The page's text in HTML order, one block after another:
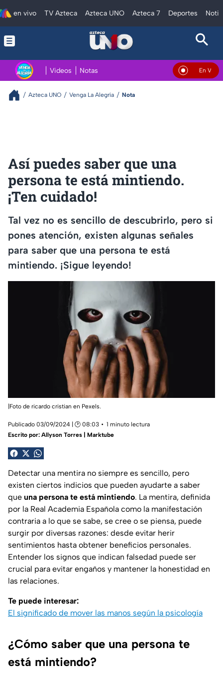
en vivo TV Azteca Azteca UNO Azteca 7 Deportes
Videos Notas En Vivo
Azteca UNO Venga La Alegría Nota
Así puedes saber que una
persona te está mintiendo.
¡Ten cuidado!
Tal vez no es sencillo de descubrirlo, pero si
pones atención, existen algunas señales
para saber que una persona te está
mintiendo. ¡Sigue leyendo!
|Foto de ricardo cristian en Pexels.
Publicado 03/09/2024 | 🕑 08:03
1 minuto lectura
Escrito por: Allyson Torres | Marktube
Detectar una mentira no siempre es sencillo, pero
existen ciertos indicios que pueden ayudarte a saber
que una persona te está mintiendo. La mentira, definida
por la Real Academia Española como la manifestación
contraria a lo que se sabe, se cree o se piensa, puede
surgir por diversas razones: desde evitar herir
sentimientos hasta obtener beneficios personales.
Entender los signos que indican falsedad puede ser
crucial para evitar engaños y mantener la honestidad en
las relaciones.
Te puede interesar:
El significado de mover las manos según la psicología
¿Cómo saber que una persona te
está mintiendo?